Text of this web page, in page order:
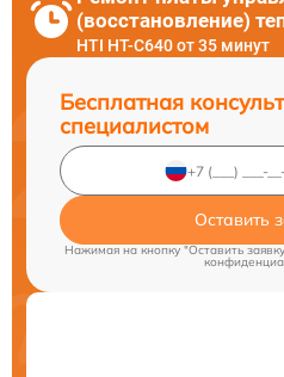
(восстановление)
HTI HT-C640 от 35 минут
Бесплатная
специалистом
Оставить
Нажимая на кнопку "Оставить